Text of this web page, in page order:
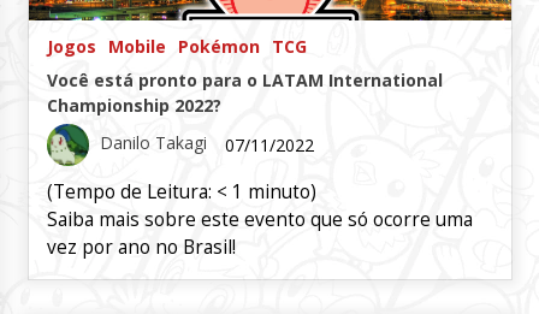
Jogos Mobile Pokémon
TCG
Você está pronto para o LATAM International
Championship 2022?
Danilo Takagi
07/11/2022
(Tempo de Leitura: < 1 minuto)
Saiba mais sobre este evento que só ocorre uma
vez por ano no Brasil!